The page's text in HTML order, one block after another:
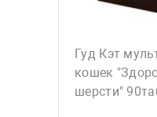
Гуд Кэт
кошек
шерсти"